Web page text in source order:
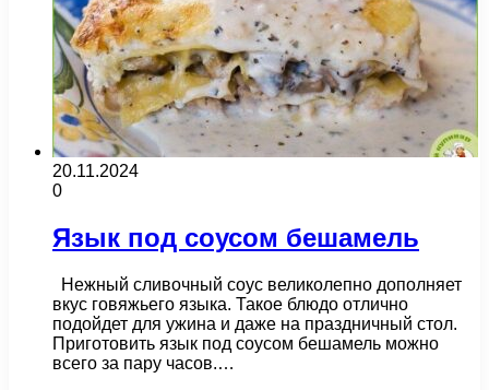
20.11.2024
0
Язык под соусом бешамель
Нежный сливочный соус великолепно дополняет
вкус говяжьего языка. Такое блюдо отлично
подойдет для ужина и даже на праздничный стол.
Приготовить язык под соусом бешамель можно
всего за пару часов.…